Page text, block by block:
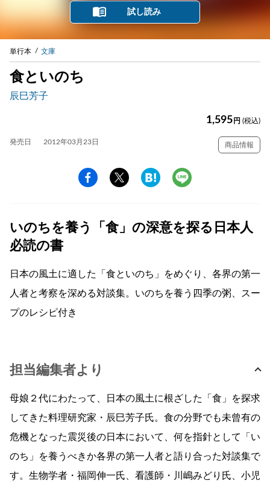
試し読み
単行本 文庫
食といのち
辰巳芳子
1,595 円 (税込)
発売日 2012年03月23日 商品情報
いのちを養う「食」の深意を探る日本人
必読の書
日本の風土に適した「食といのち」をめぐり、各界の第一
人者と考察を深める対談集。いのちを養う四季の粥、スー
プのレシピ付き
担当編集者より
母娘２代にわたって、日本の風土に根ざした「食」を探求
してきた料理研究家・辰巳芳子氏。食の分野でも未曾有の
危機となった震災後の日本において、何を指針として「い
のち」を養うべきか各界の第一人者と語り合った対談集で
す。生物学者・福岡伸一氏、看護師・川嶋みどり氏、小児